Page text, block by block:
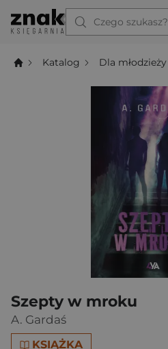
Czego szukasz?
Katalog Dla młodzieży
Szepty w mroku
A. Gardaś
KSIĄŻKA